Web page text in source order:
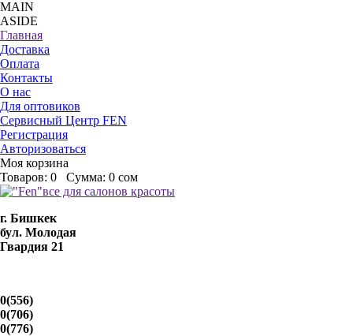
MAIN
ASIDE
Главная
Доставка
Оплата
Контакты
О нас
Для оптовиков
Сервисный Центр FEN
Регистрация
Авторизоваться
Моя корзина
Товаров: 0 Сумма: 0 сом
г. Бишкек
бул. Молодая
Гвардия 21
0(556)
0(706)
0(776)